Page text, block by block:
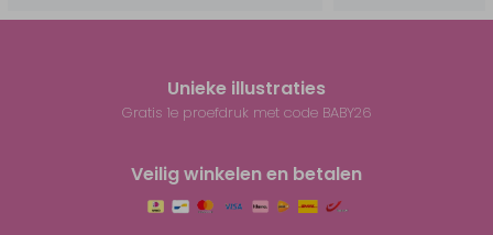
Unieke illustraties
Gratis 1e proefdruk met code BABY26
Veilig winkelen en betalen